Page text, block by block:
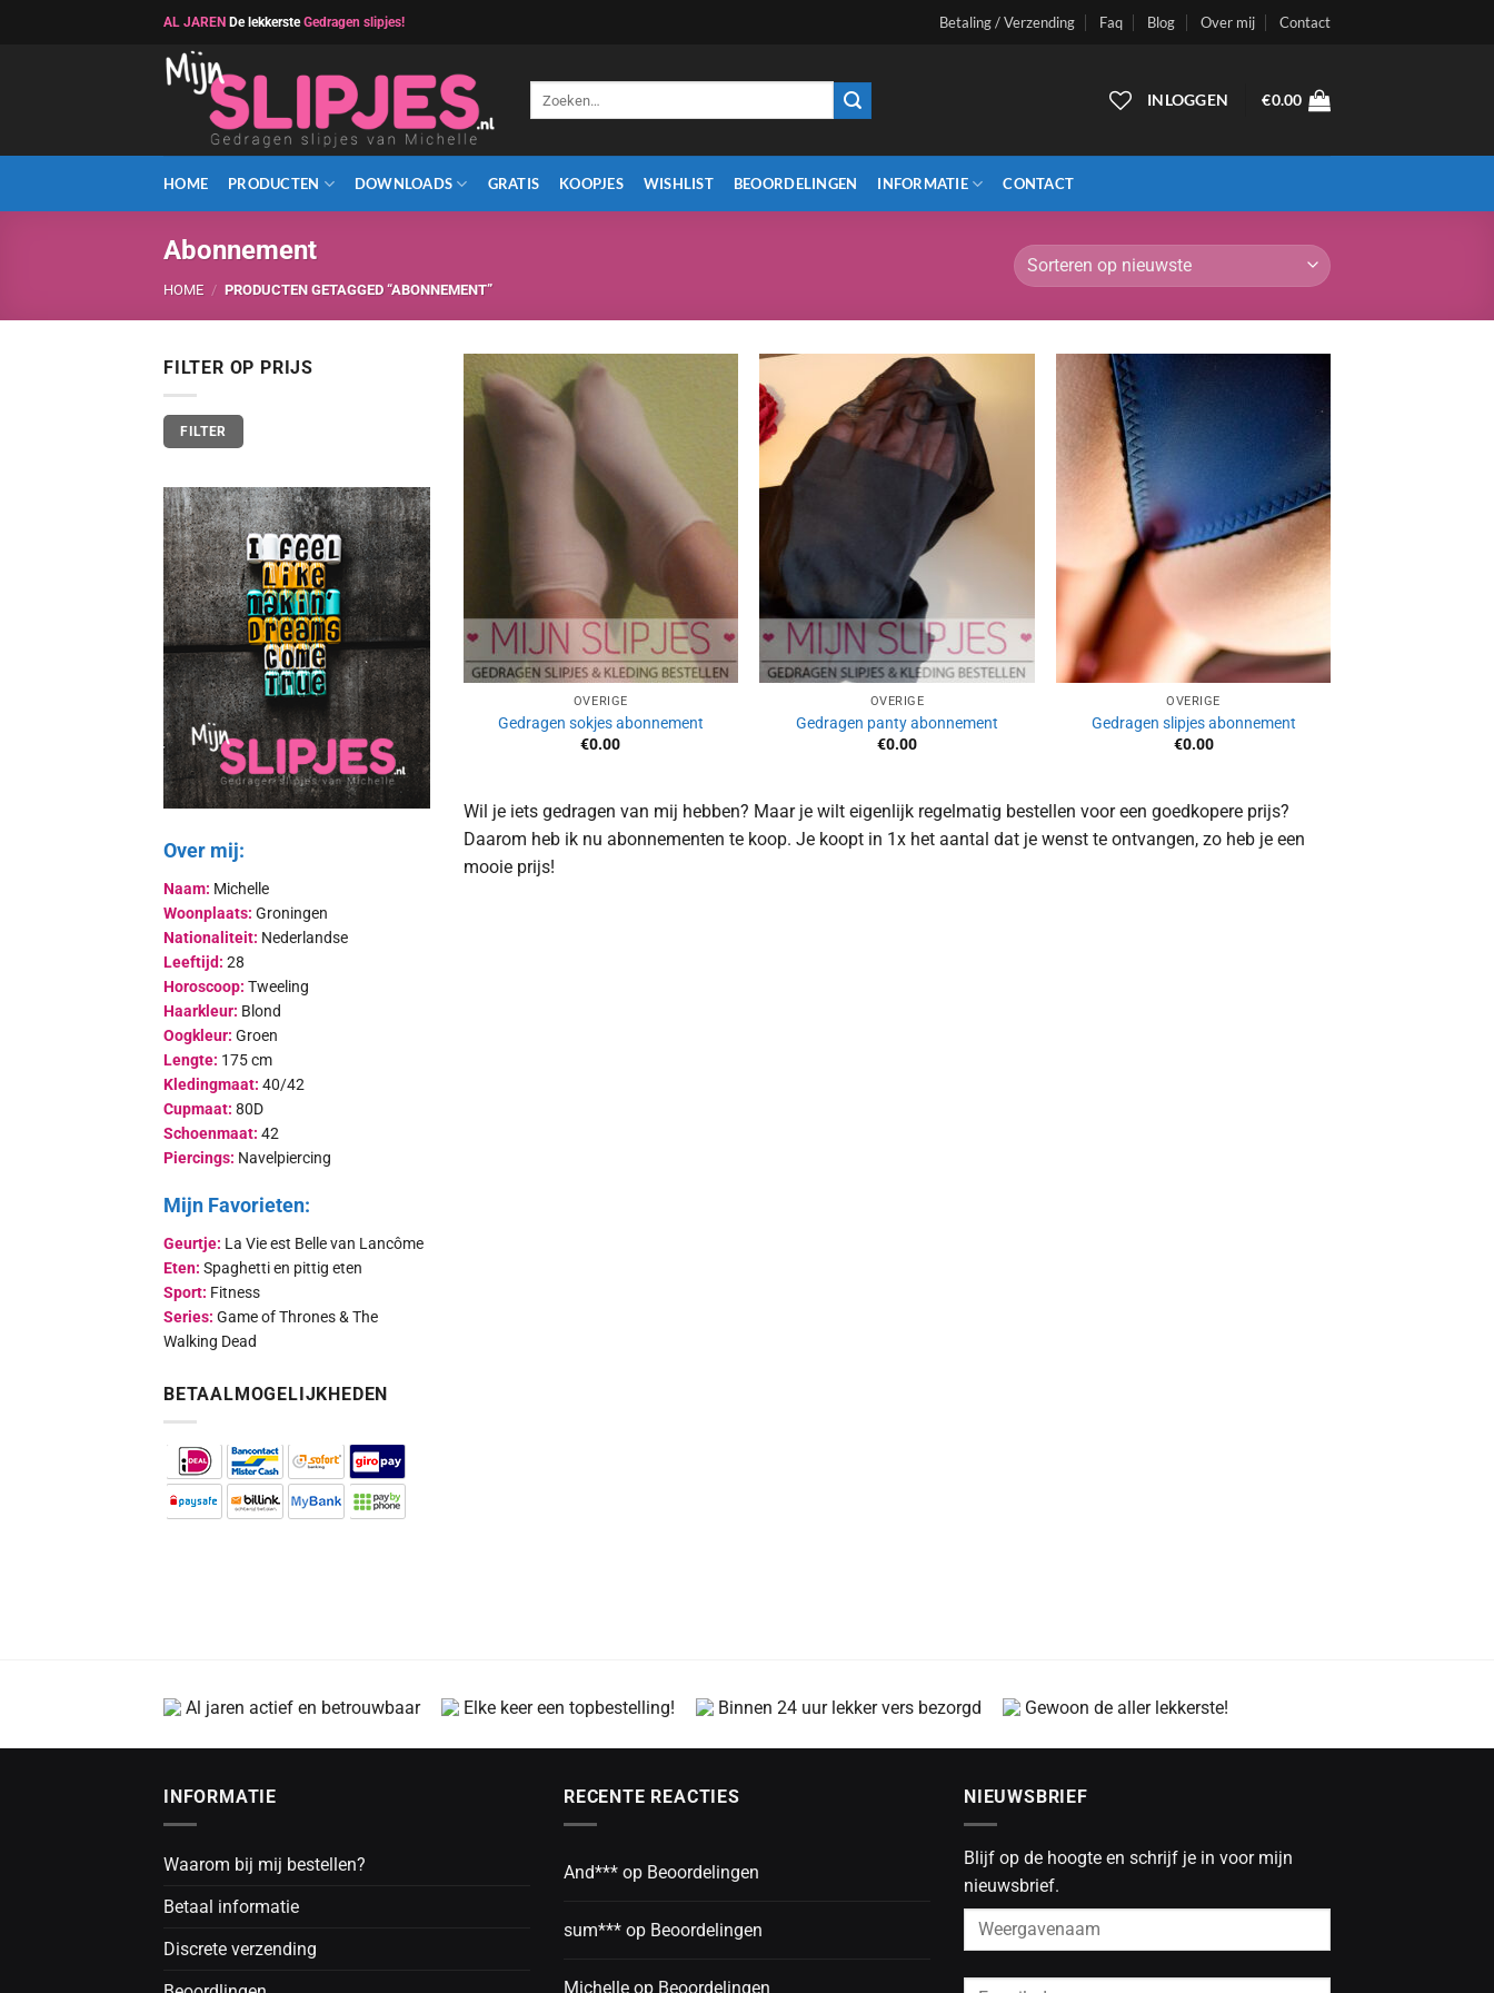
AL JAREN De lekkersteGedragen slipjes! Betaling / Verzending Faq Blog Over mij Contact
INLOGGEN €0.00
HOME PRODUCTEN DOWNLOADS GRATIS KOOPJES WISHLIST BEOORDELINGEN INFORMATIE CONTACT
Abonnement
HOME / PRODUCTEN GETAGGED “ABONNEMENT”
FILTER OP PRIJS
Min.
prijs
Max.
prijsFILTER
Over mij:
Naam: Michelle
Woonplaats: Groningen
Nationaliteit: Nederlandse
Leeftijd: 28
Horoscoop: Tweeling
Haarkleur: Blond
Oogkleur: Groen
Lengte: 175 cm
Kledingmaat: 40/42
Cupmaat: 80D
Schoenmaat: 42
Piercings: Navelpiercing
Mijn Favorieten:
Geurtje: La Vie est Belle van Lancôme
Eten: Spaghetti en pittig eten
Sport: Fitness
Series: Game of Thrones & The
Walking Dead
BETAALMOGELIJKHEDEN
toevoegen
OVERIGE
Gedragen sokjes abonnement
€0.00
Aan
verlanglijst
toevoegen
OVERIGE
Gedragen panty abonnement
€0.00
OVERIGE
Gedragen slipjes abonnement
€0.00
Wil je iets gedragen van mij hebben? Maar je wilt eigenlijk regelmatig bestellen voor een goedkopere prijs?
Daarom heb ik nu abonnementen te koop. Je koopt in 1x het aantal dat je wenst te ontvangen, zo heb je een
mooie prijs!
Al jaren actief en betrouwbaar Elke keer een topbestelling! Binnen 24 uur lekker vers bezorgd Gewoon de aller lekkerste!
INFORMATIE
Waarom bij mij bestellen?
Betaal informatie
Discrete verzending
RECENTE REACTIES
And*** op Beoordelingen
sum*** op Beoordelingen
Michelle op Beoordelingen
NIEUWSBRIEF
Blijf op de hoogte en schrijf je in voor mijn
nieuwsbrief.